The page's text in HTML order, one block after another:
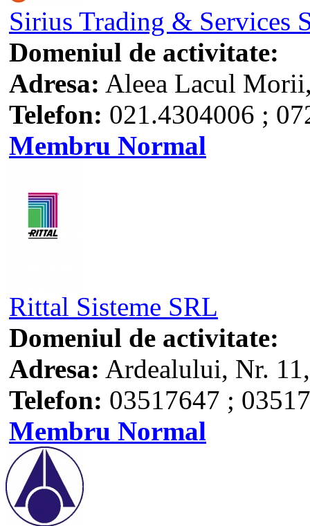
Sirius Trading & Services
Domeniul de activitate:
Adresa: Aleea Lacul
Telefon: 021.4304006 ;
Membru Normal
Rittal Sisteme SRL
Domeniul de activitate:
Adresa: Ardealului, Nr.
Telefon: 03517647 ;
Membru Normal